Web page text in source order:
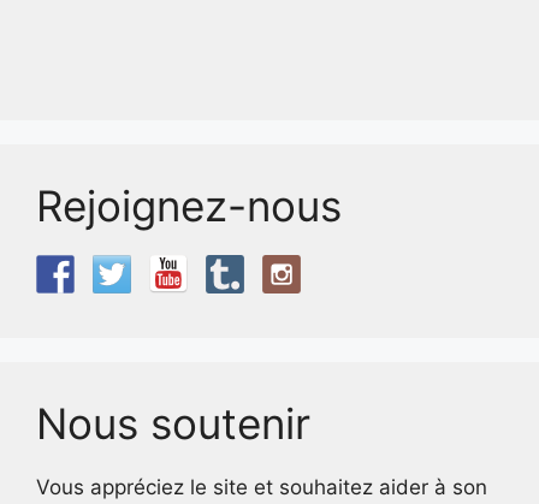
Rejoignez-nous
Nous soutenir
Vous appréciez le site et souhaitez aider à son